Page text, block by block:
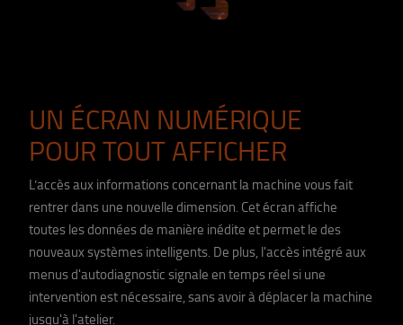
UN ÉCRAN NUMÉRIQUE
POUR TOUT AFFICHER
L’accès aux informations concernant la machine vous fait
rentrer dans une nouvelle dimension. Cet écran affiche
toutes les données de manière inédite et permet le des
nouveaux systèmes intelligents. De plus, l'accès intégré aux
menus d'autodiagnostic signale en temps réel si une
intervention est nécessaire, sans avoir à déplacer la machine
jusqu'à l'atelier.